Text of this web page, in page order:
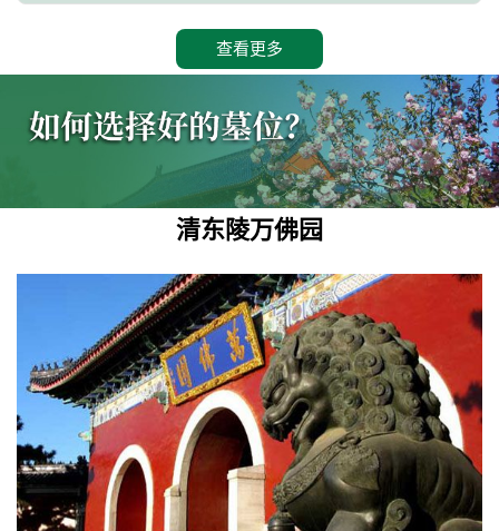
查看更多
清东陵万佛园